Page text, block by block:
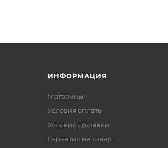
ИНФОРМАЦИЯ
Магазины
Условия оплаты
Условия доставки
Гарантия на товар